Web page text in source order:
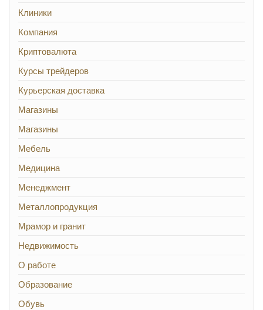
Клиники
Компания
Криптовалюта
Курсы трейдеров
Курьерская доставка
Магазины
Магазины
Мебель
Медицина
Менеджмент
Металлопродукция
Мрамор и гранит
Недвижимость
О работе
Образование
Обувь